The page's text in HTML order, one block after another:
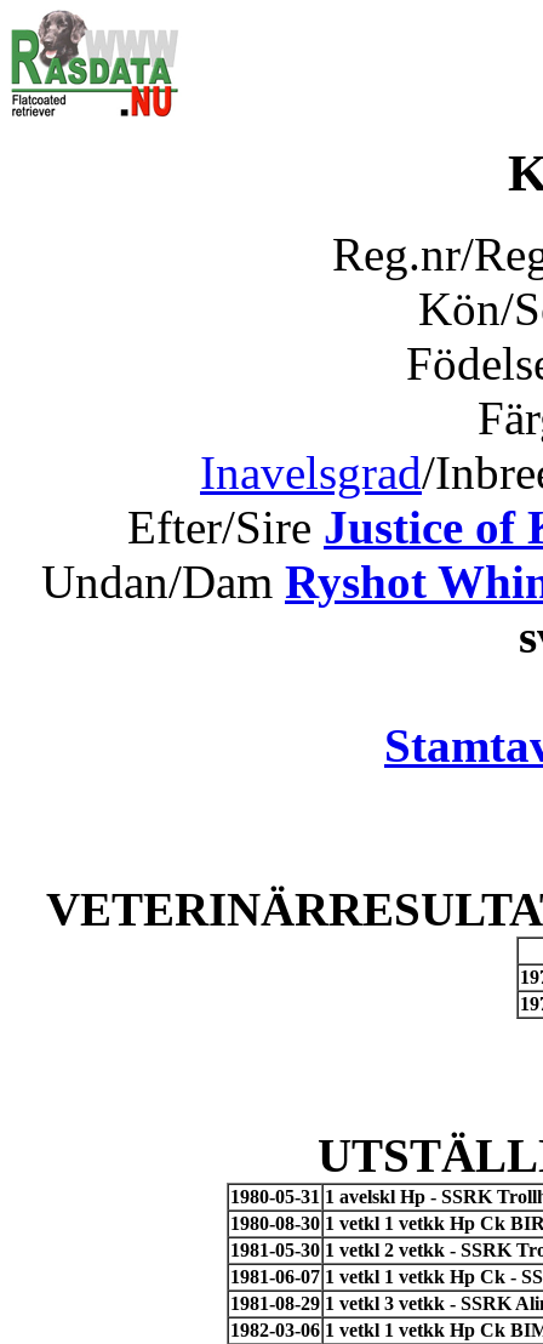
Reg.nr/
Kön/
Inavelsgrad/
Efter/Sire Justice of
Undan/Dam Ryshot
1980-05-31 1 avelskl Hp - SSRK
1980-08-30 1 vetkl 1 vetkk Hp Ck
1981-05-30 1 vetkl 2 vetkk - SSRK
1981-06-07 1 vetkl 1 vetkk Hp Ck -
1981-08-29 1 vetkl 3 vetkk - SSRK
1982-03-06 1 vetkl 1 vetkk Hp Ck